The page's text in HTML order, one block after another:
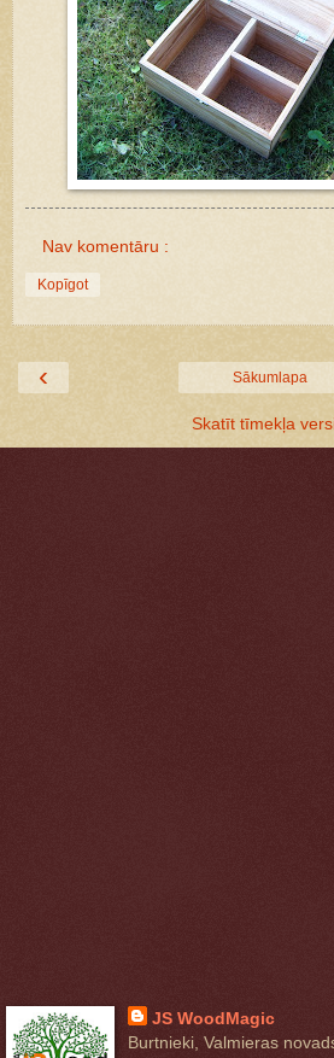
Nav komentāru :
Kopīgot
‹ Sākumlapa
Skatīt tīmekļa
JS WoodMagic
Burtnieki, Valmieras